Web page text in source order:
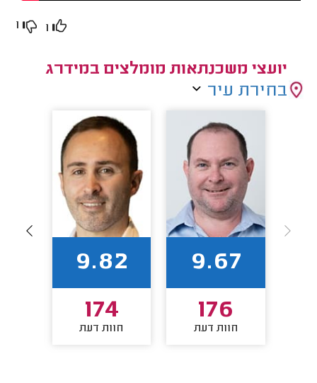
1
1
יועצי משכנתאות מומלצים במידרג
בחירת עיר
9.67
176
חוות דעת
9.82
174
חוות דעת